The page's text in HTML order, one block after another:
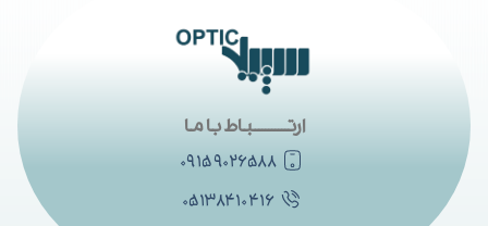
ارتــــــــــباط با ما
۰۹۱۵۹۰۲۶۵۸۸
۰۵۱۳۸۴۱۰۴۱۶